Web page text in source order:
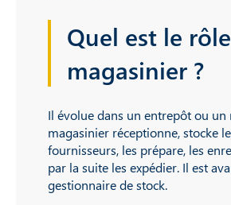
Quel est le
magasinier ?
Il évolue dans un entrepôt ou un
magasinier réceptionne, stocke
fournisseurs, les prépare, les
par la suite les expédier. Il est
gestionnaire de stock.